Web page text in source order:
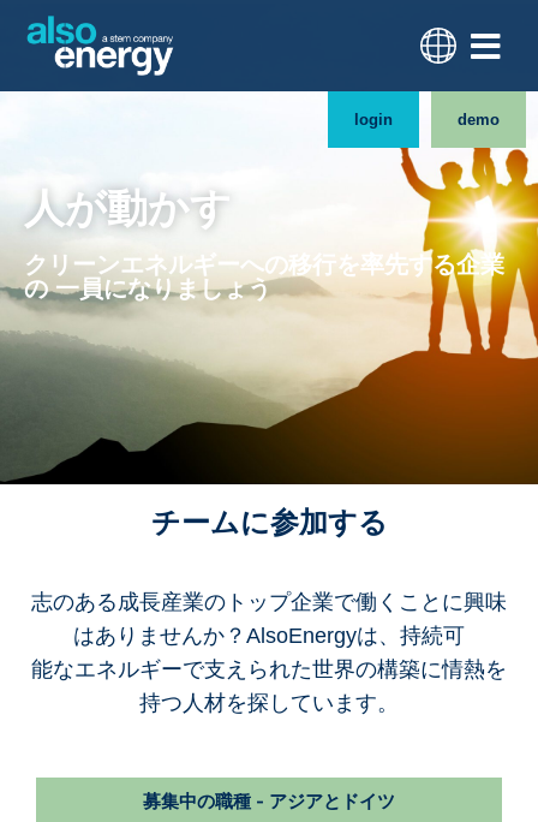
login demo
人が動かす
クリーンエネルギーへの移行を率先する企業
の 一員になりましょう
チームに参加する
志のある成長産業のトップ企業で働くことに興味
はありませんか？AlsoEnergyは、持続可
能なエネルギーで支えられた世界の構築に情熱を
持つ人材を探しています。
募集中の職種 - アジアとドイツ